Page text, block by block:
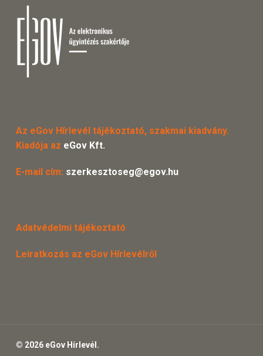
Az eGov Hírlevél tájékoztató, szakmai kiadvány.
Kiadója az eGov Kft.
E-mail cím: szerkesztoseg@egov.hu
Adatvédelmi tájékoztató
Leiratkozás az eGov Hírlevélről
© 2026 eGov Hírlevél.